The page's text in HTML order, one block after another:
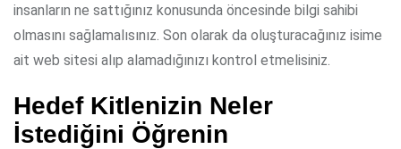
insanların ne sattığınız konusunda öncesinde bilgi sahibi
olmasını sağlamalısınız. Son olarak da oluşturacağınız isime
ait web sitesi alıp alamadığınızı kontrol etmelisiniz.
Hedef Kitlenizin Neler
İstediğini Öğrenin